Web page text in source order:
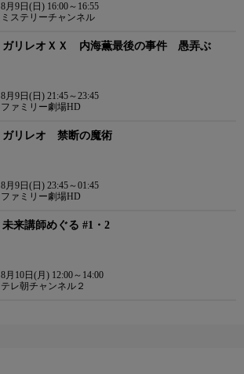
8月9日(日) 16:00～16:55
ミステリーチャンネル
ガリレオＸＸ 内海薫最後の事件 愚弄ぶ
8月9日(日) 21:45～23:45
ファミリー劇場HD
ガリレオ 禁断の魔術
8月9日(日) 23:45～01:45
ファミリー劇場HD
未来講師めぐる #1・2
8月10日(月) 12:00～14:00
テレ朝チャンネル２